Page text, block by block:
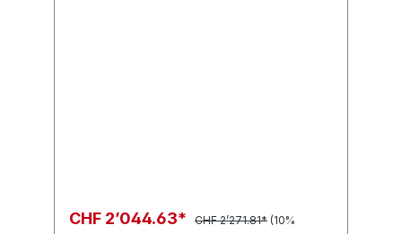
CHF 2’044.63* CHF 2’271.81* (10%